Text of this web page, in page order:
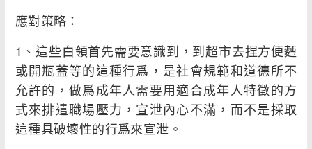
應對策略：
1、這些白領首先需要意識到，到超市去捏方便麪
或開瓶蓋等的這種行爲，是社會規範和道德所不
允許的，做爲成年人需要用適合成年人特徵的方
式來排遣職場壓力，宣泄內心不滿，而不是採取
這種具破壞性的行爲來宣泄。